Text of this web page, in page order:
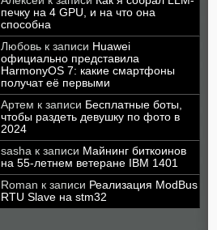
печку на 4 GPU, и на что она
способна
Любовь к записи Huawei
официально представила
HarmonyOS 7: какие смартфоны
получат её первыми
Артем к записи Бесплатные боты,
чтобы раздеть девушку по фото в
2024
sasha к записи Майнинг биткоинов
на 55-летнем ветеране IBM 1401
Roman к записи Реализация ModBus
RTU Slave на stm32